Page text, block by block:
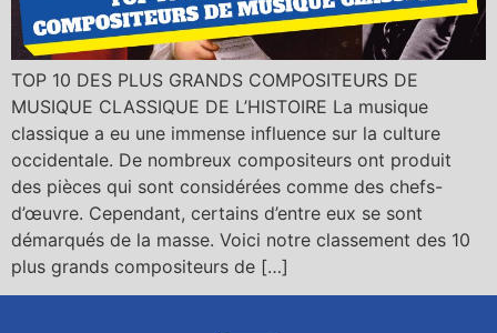
TOP 10 DES PLUS GRANDS COMPOSITEURS DE
MUSIQUE CLASSIQUE DE L’HISTOIRE La musique
classique a eu une immense influence sur la culture
occidentale. De nombreux compositeurs ont produit
des pièces qui sont considérées comme des chefs-
d’œuvre. Cependant, certains d’entre eux se sont
démarqués de la masse. Voici notre classement des 10
plus grands compositeurs de […]